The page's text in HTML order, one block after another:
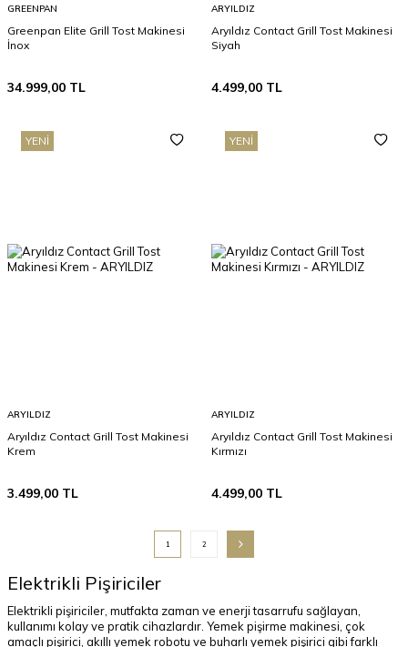
GREENPAN
Greenpan Elite Grill Tost Makinesi
İnox
34.999,00 TL
ARYILDIZ
Aryıldız Contact Grill Tost Makinesi
Siyah
4.499,00 TL
YENI
ARYILDIZ
Aryıldız Contact Grill Tost Makinesi
Krem
3.499,00 TL
YENI
ARYILDIZ
Aryıldız Contact Grill Tost Makinesi
Kırmızı
4.499,00 TL
1 2
Elektrikli Pişiriciler
Elektrikli pişiriciler, mutfakta zaman ve enerji tasarrufu sağlayan,
kullanımı kolay ve pratik cihazlardır. Yemek pişirme makinesi, çok
amaçlı pişirici, akıllı yemek robotu ve buharlı yemek pişirici gibi farklı